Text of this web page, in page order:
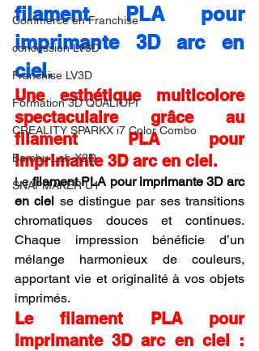
Commerce en Franchise
concession LV3D
Franchise LV3D
Formation 3D QUALIOPI
CREALITY SPARKX i7 Color Combo
Bambu Lab X2D
SNAPMAKER U1
filament PLA pour
imprimante 3D arc en
ciel.
Une esthétique multicolore
spectaculaire grâce au
filament PLA pour
imprimante 3D arc en ciel.
Le filament PLA pour imprimante 3D arc
en ciel se distingue par ses transitions
chromatiques douces et continues.
Chaque impression bénéficie d’un
mélange harmonieux de couleurs,
apportant vie et originalité à vos objets
imprimés.
Le filament PLA pour
imprimante 3D arc en ciel :